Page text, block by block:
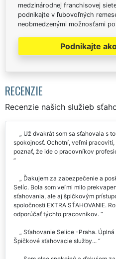
medzinárodnej franchisovej
podnikajte v ľubovoľných
neobmedzenými možnosťami
Podnikajte
RECENZIE
Recenzie našich služieb
Už dvakrát som sa sťahovala s
spokojnosť. Ochotní, veľmi
poznať, že ide o pracovníkov
Ďakujem za zabezpečenie a
Selíc. Bola som veľmi milo
sťahovania, ale aj špičkovým
spoločnosti EXTRA SŤAHOVANIE.
odporúčať týchto pracovníkov.
Sťahovanie Selice -Praha.
Špičkové sťahovacie služby...